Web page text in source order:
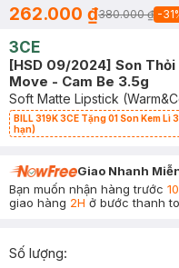
262.000 ₫380.000 ₫ -31
3CE
[HSD 09/2024] Son
Move - Cam Be 3.5g
Soft Matte Lipstick
BILL 319K 3CE Tặng 01 Son Kem
hạn)
Giao Nhanh
Bạn muốn nhận hàng trước
giao hàng 2H ở bước thanh
Số lượng: